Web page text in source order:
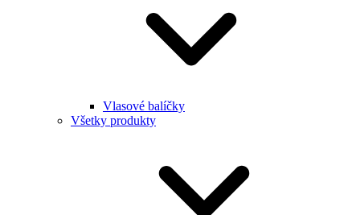
Vlasové balíčky
Všetky produkty